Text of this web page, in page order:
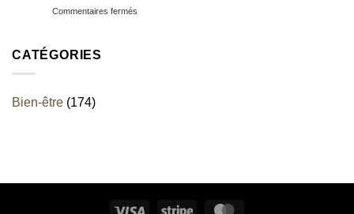
Commentaires fermés
Dubaï
fait
CATÉGORIES
Bien-être (174)
Visa Stripe